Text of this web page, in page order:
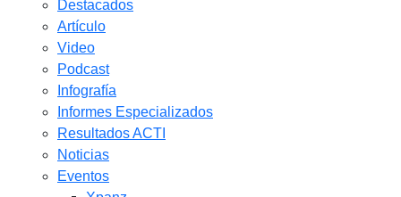
Destacados
Artículo
Video
Podcast
Infografía
Informes Especializados
Resultados ACTI
Noticias
Eventos